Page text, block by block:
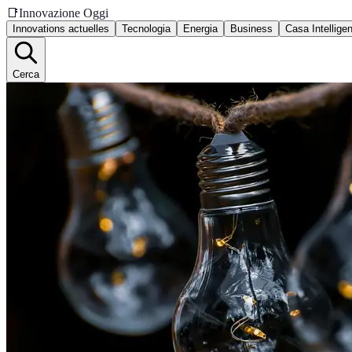
📑Innovazione Oggi
Innovations actuelles Tecnologia Energia Business Casa
Cerca